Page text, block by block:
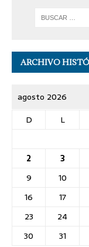
ARCHIVO
agosto 2026
D
L
2
3
9
10
16
17
23
24
30
31